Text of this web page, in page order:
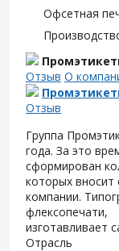
Офсетная
Отзыв О
Отзыв
Группа
года. За это
сформирован
которых вносит
компании.
флексопечати,
изготавливает
Отрасль